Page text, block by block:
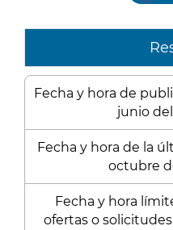
Fecha y hora de
junio del
Fecha y hora de la
octubre
Fecha y hora
ofertas o